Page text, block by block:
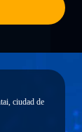
ciudad de